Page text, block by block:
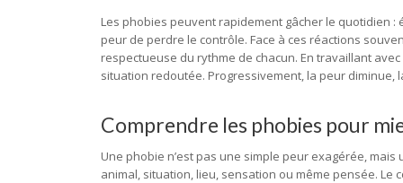
Les phobies peuvent rapidement gâcher le quotidien
peur de perdre le contrôle. Face à ces réactions
respectueuse du rythme de chacun. En travaillant
situation redoutée. Progressivement, la peur diminue,
Comprendre les phobies pour
Une phobie n’est pas une simple peur exagérée,
animal, situation, lieu, sensation ou même pensée. Le